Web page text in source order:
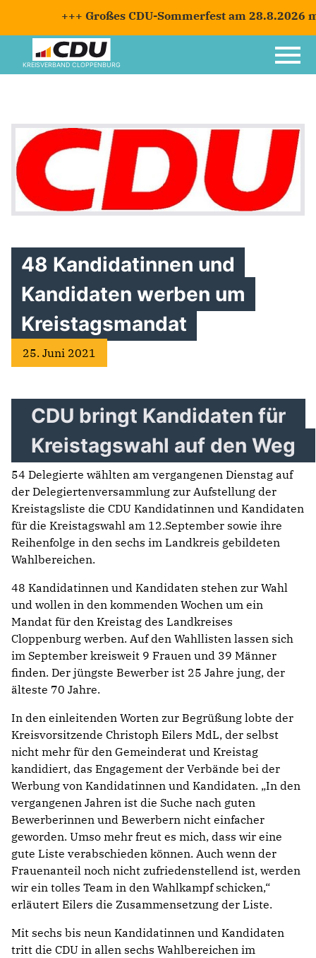
+++ Großes CDU-Sommerfest am 28.8.2026
KREISVERBAND CLOPPENBURG
48 Kandidatinnen und
Kandidaten werben um
Kreistagsmandat
25. Juni 2021
CDU bringt Kandidaten für
Kreistagswahl auf den Weg
54 Delegierte wählten am vergangenen Dienstag auf
der Delegiertenversammlung zur Aufstellung der
Kreistagsliste die CDU Kandidatinnen und Kandidaten
für die Kreistagswahl am 12.September sowie ihre
Reihenfolge in den sechs im Landkreis gebildeten
Wahlbereichen.
48 Kandidatinnen und Kandidaten stehen zur Wahl
und wollen in den kommenden Wochen um ein
Mandat für den Kreistag des Landkreises
Cloppenburg werben. Auf den Wahllisten lassen sich
im September kreisweit 9 Frauen und 39 Männer
finden. Der jüngste Bewerber ist 25 Jahre jung, der
älteste 70 Jahre.
In den einleitenden Worten zur Begrüßung lobte der
Kreisvorsitzende Christoph Eilers MdL, der selbst
nicht mehr für den Gemeinderat und Kreistag
kandidiert, das Engagement der Verbände bei der
Werbung von Kandidatinnen und Kandidaten. „In den
vergangenen Jahren ist die Suche nach guten
Bewerberinnen und Bewerbern nicht einfacher
geworden. Umso mehr freut es mich, dass wir eine
gute Liste verabschieden können. Auch wenn der
Frauenanteil noch nicht zufriedenstellend ist, werden
wir ein tolles Team in den Wahlkampf schicken,“
erläutert Eilers die Zusammensetzung der Liste.
Mit sechs bis neun Kandidatinnen und Kandidaten
tritt die CDU in allen sechs Wahlbereichen im